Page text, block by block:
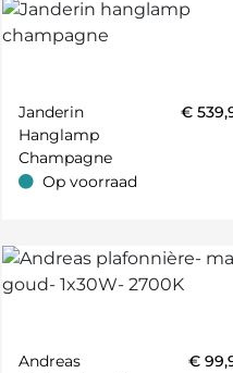
Janderin
Hanglamp
Champagne
€
Op voorraad
Op voorraad
Andreas
€